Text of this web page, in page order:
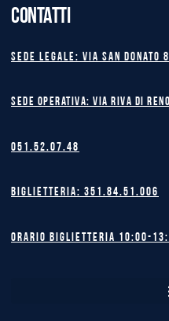
CONTATTI
Sede legale: Via San Donato
Sede operativa: Via Riva di Reno
051.52.07.48
Biglietteria: 351.84.51.006
Orario biglietteria 10:00-